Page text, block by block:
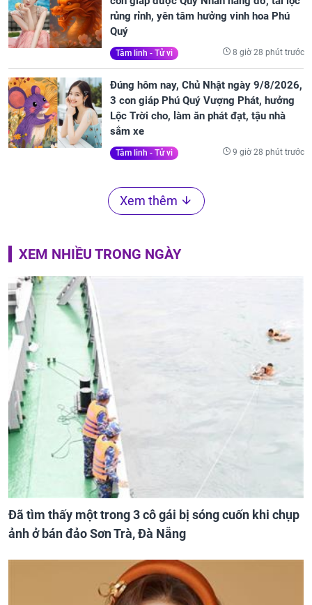
rủng rỉnh, yên tâm hưởng vinh hoa Phú
Quý
Tâm linh - Tử vi 8 giờ 28 phút trước
Đúng hôm nay, Chủ Nhật ngày 9/8/2026,
3 con giáp Phú Quý Vượng Phát, hưởng
Lộc Trời cho, làm ăn phát đạt, tậu nhà
sắm xe
Tâm linh - Tử vi 9 giờ 28 phút trước
Xem thêm
XEM NHIỀU TRONG NGÀY
Đã tìm thấy một trong 3 cô gái bị sóng cuốn khi chụp
ảnh ở bán đảo Sơn Trà, Đà Nẵng